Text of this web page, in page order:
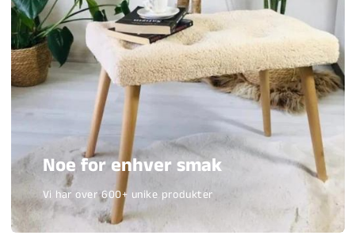
Noe for enhver smak
Vi har over 600+ unike produkter